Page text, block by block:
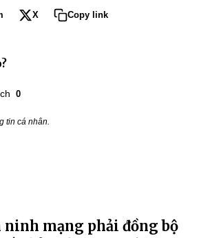
X Copy link
0
tin cá nhân.
ninh mạng phải đồng bộ